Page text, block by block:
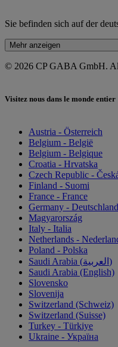
Sie befinden sich auf der
Mehr anzeigen
© 2026 CP GABA GmbH.
Visitez nous dans le monde entier
Austria - Österreich
Belgium - België
Belgium - Belgique
Croatia - Hrvatska
Czech Republic -
Finland - Suomi
France - France
Germany - Deutschland
Magyarország
Italy - Italia
Netherlands -
Poland - Polska
Saudi Arabia (العربية)
Saudi Arabia (English)
Slovensko
Slovenija
Switzerland (Schweiz)
Switzerland (Suisse)
Turkey - Türkiye
Ukraine - Україна